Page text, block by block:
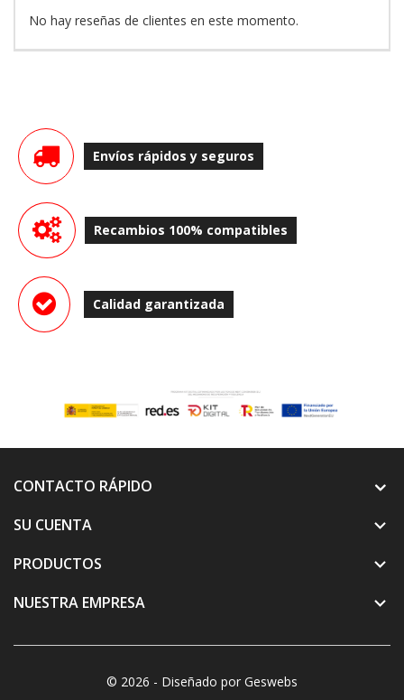
No hay reseñas de clientes en este momento.
Envíos rápidos y seguros
Recambios 100% compatibles
Calidad garantizada
CONTACTO RÁPIDO
SU CUENTA

PRODUCTOS 
NUESTRA EMPRESA 
© 2026 - Diseñado por Geswebs